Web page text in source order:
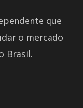
que
o mercado
Brasil.